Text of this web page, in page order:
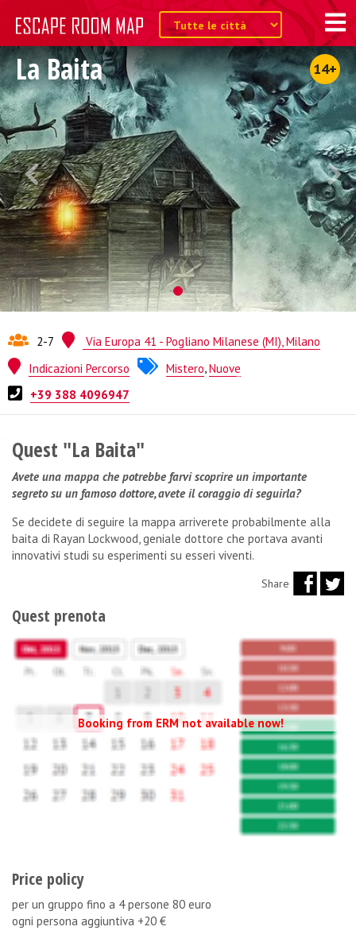
La Baita 14+
2-7
Via Europa 41 - Pogliano Milanese (MI), Milano
Indicazioni Percorso
Mistero,Nuove
+39 388 4096947
Quest "La Baita"
Avete una mappa che potrebbe farvi scoprire un importante
segreto su un famoso dottore, avete il coraggio di seguirla?
Se decidete di seguire la mappa arriverete probabilmente alla
baita di Rayan Lockwood, geniale dottore che portava avanti
innovativi studi su esperimenti su esseri viventi.
Share
Quest prenota
Booking from ERM not available now!
Price policy
per un gruppo fino a 4 persone 80 euro
ogni persona aggiuntiva +20 €